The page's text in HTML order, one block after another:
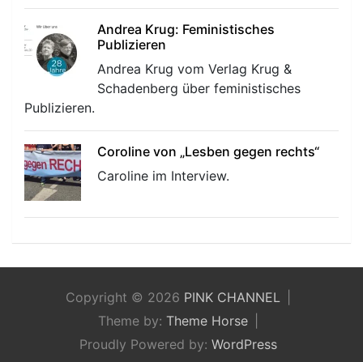
Andrea Krug: Feministisches
Publizieren
Andrea Krug vom Verlag Krug &
Schadenberg über feministisches
Publizieren.
Coroline von „Lesben gegen rechts“
Caroline im Interview.
Copyright © 2026 PINK CHANNEL
Theme by: Theme Horse
Proudly Powered by: WordPress